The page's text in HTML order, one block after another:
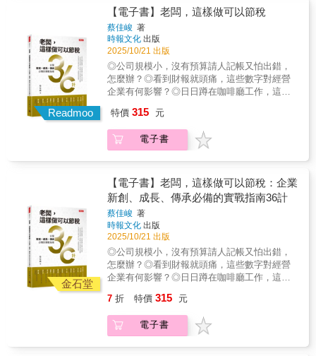
稅，利人利己！許多常見的稅務規劃，其實暗
藏風險。本書各以專門單元解說。例如，利用
人頭來分散薪資所得、分散股利所得或漏報收
入，國稅局已經運用電腦提供異常薪資所得查
核清單，對利用人頭列報薪資的公司商號全面
選案查核。而一般人的薪資所得水準不難判
斷，因為一個人的工作能力有限，不可能同時
以上超過5筆，有違常情。此外，許多人頭與公
年度申報所得極低或無應納稅額，若進一步查
核資金流程，多半可發現有資金回流的現象。
《洗錢防制法》新制自2017年6月28日施行後，
運用人頭帳戶進行租稅規避或逃漏稅，除了可
能觸犯《稅捐稽徵法》，以詐術或其他不正當
方法逃漏稅捐，處5年以下有期徒刑、拘役或併
科新台幣6萬元以下罰金外，還可能構成洗錢
罪。依利用人頭的方式不同，還可能另外涉及
違反《公司法》、《銀行法》、《刑法》等，
不可不留意。◆2026年稅務法規變動、修訂內
容最新免稅額、扣除額及課稅級距重複申報扶
養直系尊親屬認定原則網紅所得稅及營業稅課
般租金標準
的方式，解答人生中不同階段或面向（職涯發
展、投資理財、買房置產及財富傳承）面對的
重要財務及稅務議題。◆提供個人綜合所得、
投資理財、房地產、遺產傳承（含贈與）四大
主題的節稅要訣！本書提出25項節稅建議，例
如對房屋賣方而言，若在2016年前就持有，建
議房地拆分價格出售。由於房地合一新制於
2016年才上路，目前多數民眾持有的房地產還
是適用舊制。房屋因為逐年折舊而減少價值，
後，房屋價格占不動產總價的比例通常會降
低。因為「舊制」僅對房屋部分課所得稅，如
果你持有的「舊制」不動產，購買時有拆分房
出售。◆不當稅務規劃完全解析，教你聰明節
稅，利人利己！許多常見的稅務規劃，其實暗
藏風險。本書各以專門單元解說。例如，利用
人頭來分散薪資所得、分散股利所得或漏報收
入，國稅局已經運用電腦提供異常薪資所得查
核清單，對利用人頭列報薪資的公司商號全面
選案查核。而一般人的薪資所得水準不難判
斷，因為一個人的工作能力有限，不可能同時
以上超過5筆，有違常情。此外，許多人頭與公
年度申報所得極低或無應納稅額，若進一步查
核資金流程，多半可發現有資金回流的現象。
《洗錢防制法》新制自2017年6月28日施行後，
理解的關鍵。 誠摯推薦給： ♦ 想替父母做傳承
規劃的人♦ 擔心子女財務不穩、需要保護安排
的家庭♦ 正在買房、持有房產的人 ♦ 手上有保
單、但不知道受益人如何設定的人 ♦ 想用信託
保護家人、卻不知道從哪開始的人 ♦ 任何想讓
家人更有保障的人 讓這本實戰工具篇，成為您
家族傳承道路上的明燈，把愛，用最不會造成
傷害的方式傳下去。
年更是重要，畢竟此時影響的不只是自己一個
人，而是一個家庭。 議題二：從單身到退休的
完整藍圖 依照人生不同的階段，從單身族、頂
客族、有小孩的家庭，一直到中老年，逐步探
討保險規劃的重點，並提出實際建議，幫助您
更清楚地檢視，自己拿到的保險規劃內容是否
合理。 議題三：台灣投保人常犯的十大迷思 台
解金錢運作的法則，也不了解保險是整體理財
的一環節，需要全方位考量。最根本有效的，
就是及早打造「可以應付各種風險，而且是多
引導客戶購買公司力推的產品，來達到業績目
標嗎？保險公司開發的任何一項產品，都有適
用的族群與對象，找到你的目標客戶族群，以
需求分析為重要基礎，那就是金礦之所在！
正確的保險規劃嗎？ ‧從理財的角度來看，台灣
人最愛的「儲蓄險保單」，究竟是靈丹還是毒
藥？ ‧買壽險，要選有現金值，還是無現金值的
保單比較好？ 闕又上老師以40年厚實的保險規
劃與理財管理經驗，在本書運用數據的支持，
加上對人性與人生的觀察，在眾多產品、銷售
技巧與利益衝突當中，整理出以簡御繁的規劃
軸線，簡單直擊核心。傳授如何用最少的成本
買到最大的保險，省下來的錢用來投資的「雙
題一：人生四大風險「生老病死」的保險建議
「半生（失能）、老、病、死」之人生四大風
險，要了解與規劃管理，就必須了解保險架構
年更是重要，畢竟此時影響的不只是自己一個
人，而是一個家庭。 議題二：從單身到退休的
完整藍圖 依照人生不同的階段，從單身族、頂
客族、有小孩的家庭，一直到中老年，逐步探
討保險規劃的重點，並提出實際建議，幫助您
更清楚地檢視，自己拿到的保險規劃內容是否
合理。 議題三：台灣投保人常犯的十大迷思 台
灣投保人十大迷思最重要的第一項，就是不了
的一環節，需要全方位考量。最根本有效的，
就是及早打造「可以應付各種風險，而且是多
項來源的資產製造器」。 議題四：保險經紀人
Readmoo
【電子書】老闆，這樣做可以節稅
蔡佳峻 著
時報文化 出版
2025/10/21 出版
◎公司規模小，沒有預算請人記帳又怕出錯，
怎麼辦？◎看到財報就頭痛，這些數字對經營
企業有何影響？◎日日蹲在咖啡廳工作，這種
略、釐清財務結構，如何聰明節稅，更是重中
之重！ 全書共分六大章節，從第一章為公司量
身打造的節稅策略，來到與「日常營運開
策略，甚至是與老闆個人息息相關的節稅策
略，直到最後一章探討如何因應國稅局查稅的
攻防…… 引領讀者們建立稅務管理的新思維，
解析當代企業節稅的核心理念。 從選擇組織型
態、管理固定資產、制訂股權投資與日常營運
開支的節稅策略， 全面涵蓋企業經營過程中可
能面臨的各種稅務挑戰，為中小企業主提供一
套完整且實用的節稅指南。
特價 315 元
電子書
金石堂
【電子書】老闆，這樣做可以節稅：企業
新創、成長、傳承必備的實戰指南36計
蔡佳峻 著
時報文化 出版
2025/10/21 出版
◎公司規模小，沒有預算請人記帳又怕出錯，
怎麼辦？◎看到財報就頭痛，這些數字對經營
企業有何影響？◎日日蹲在咖啡廳工作，這種
略、釐清財務結構，如何聰明節稅，更是重中
之重！ 全書共分六大章節，從第一章為公司量
身打造的節稅策略，來到與「日常營運開
7 折 特價 315 元
電子書